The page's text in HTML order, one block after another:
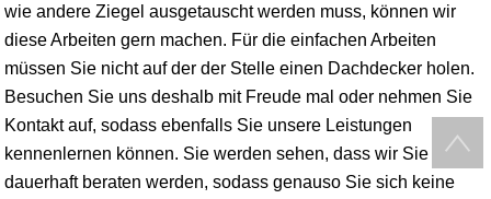
wie andere Ziegel ausgetauscht werden muss, können wir
diese Arbeiten gern machen. Für die einfachen Arbeiten
müssen Sie nicht auf der der Stelle einen Dachdecker holen.
Besuchen Sie uns deshalb mit Freude mal oder nehmen Sie
Kontakt auf, sodass ebenfalls Sie unsere Leistungen
kennenlernen können. Sie werden sehen, dass wir Sie
dauerhaft beraten werden, sodass genauso Sie sich keine